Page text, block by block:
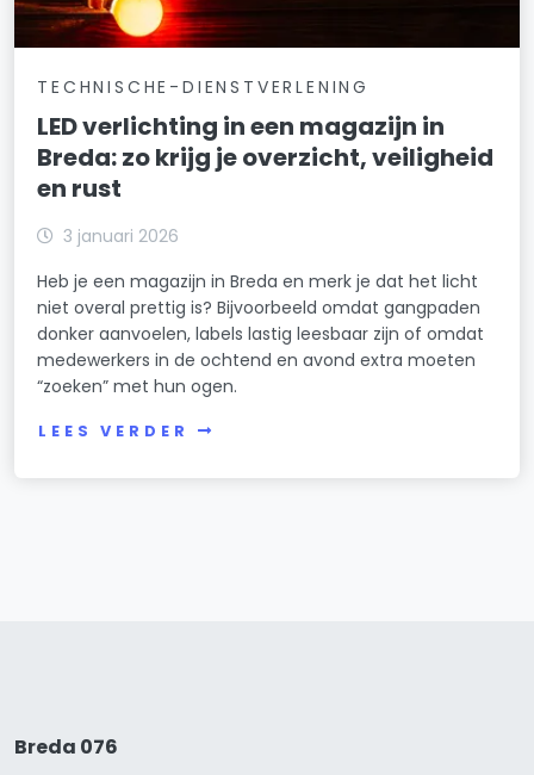
TECHNISCHE-DIENSTVERLENING
LED verlichting in een magazijn in
Breda: zo krijg je overzicht, veiligheid
en rust
3 januari 2026
Heb je een magazijn in Breda en merk je dat het licht
niet overal prettig is? Bijvoorbeeld omdat gangpaden
donker aanvoelen, labels lastig leesbaar zijn of omdat
medewerkers in de ochtend en avond extra moeten
“zoeken” met hun ogen.
LEES VERDER
Breda 076